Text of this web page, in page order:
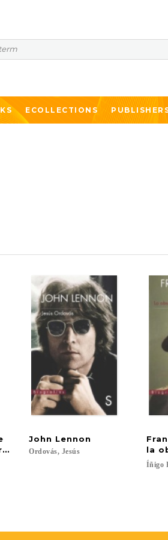
ECOLLECTIONS
al compromiso político
John Lennon
Ordovás, Jesús
la
Íñigo